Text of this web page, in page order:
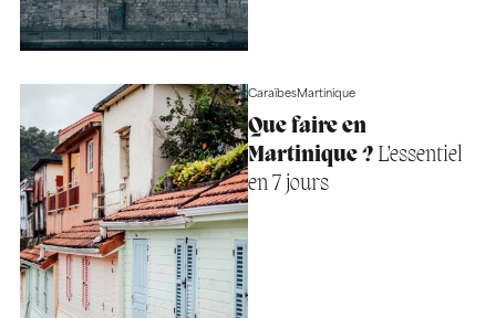
CaraïbesMartinique
Que faire en
Martinique ?L’essentiel
en 7 jours